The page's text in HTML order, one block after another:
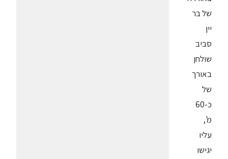
של בר
יין
סביב
שולחן
באורך
של
כ-60
מ',
עליו
יגישו